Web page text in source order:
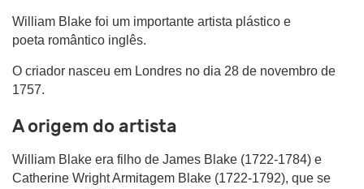
William Blake foi um importante artista plástico e
poeta romântico inglês.
O criador nasceu em Londres no dia 28 de novembro de
1757.
A origem do artista
William Blake era filho de James Blake (1722-1784) e
Catherine Wright Armitagem Blake (1722-1792), que se